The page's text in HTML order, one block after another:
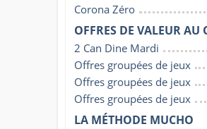
Corona Zéro
OFFRES DE VALEUR AU
2 Can Dine Mardi
Offres groupées de jeux
Offres groupées de jeux
Offres groupées de jeux
LA MÉTHODE MUCHO